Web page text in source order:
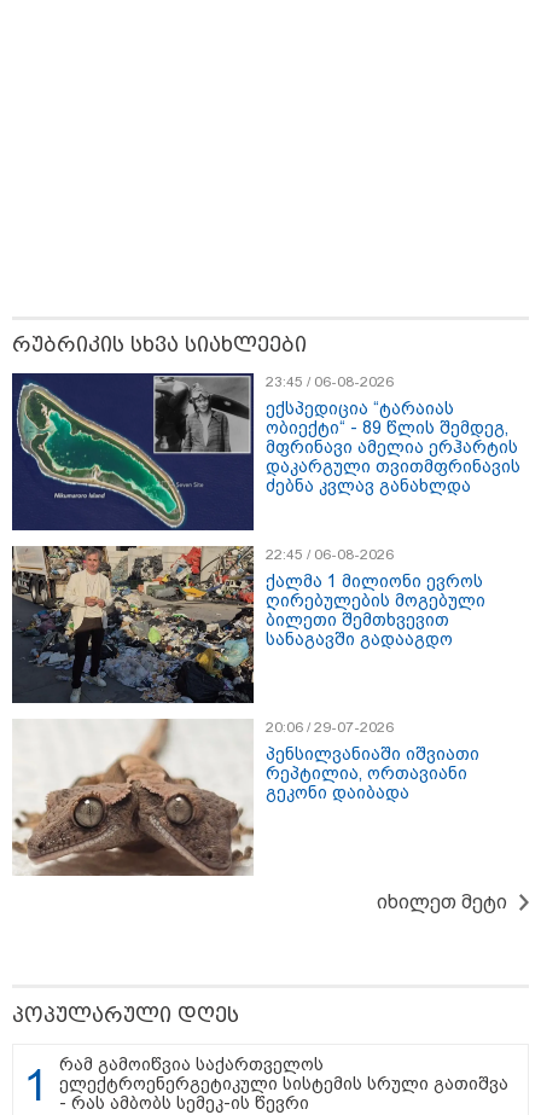
მკითხველის რჩევით
14:38 / 07-08-2026
სასკოლო ფორმების
საქართველოში
მოწოდება სამ ეტაპად
მოხდება - დეტალები
14:20 / 07-08-2026
"ჩემი აზრით, ენამ
გაუსწრო აზრს და არ
არის ეს კარგი, თუმცა
თუ რაიმეში არ
მეპარება ეჭვი, გიორგი
ბარამიძის
პატრიოტიზმია" - ნიკა
გვარამია
იცნობდა
სახელი
დედა გავრცელებულ ვიდეოზე?
რუბრიკის სხვა სიახლეები
23:45 / 06-08-2026
ექსპედიცია “ტარაიას
ობიექტი“ - 89 წლის შემდეგ,
მფრინავი ამელია ერჰარტის
დაკარგული თვითმფრინავის
ძებნა კვლავ განახლდა
22:45 / 06-08-2026
ქალმა 1 მილიონი ევროს
ღირებულების მოგებული
ბილეთი შემთხვევით
სანაგავში გადააგდო
20:06 / 29-07-2026
პენსილვანიაში იშვიათი
რეპტილია, ორთავიანი
გეკონი დაიბადა
იხილეთ მეტი
პოპულარული დღეს
რამ გამოიწვია საქართველოს
ელექტროენერგეტიკული სისტემის სრული გათიშვა
- რას ამბობს სემეკ-ის წევრი